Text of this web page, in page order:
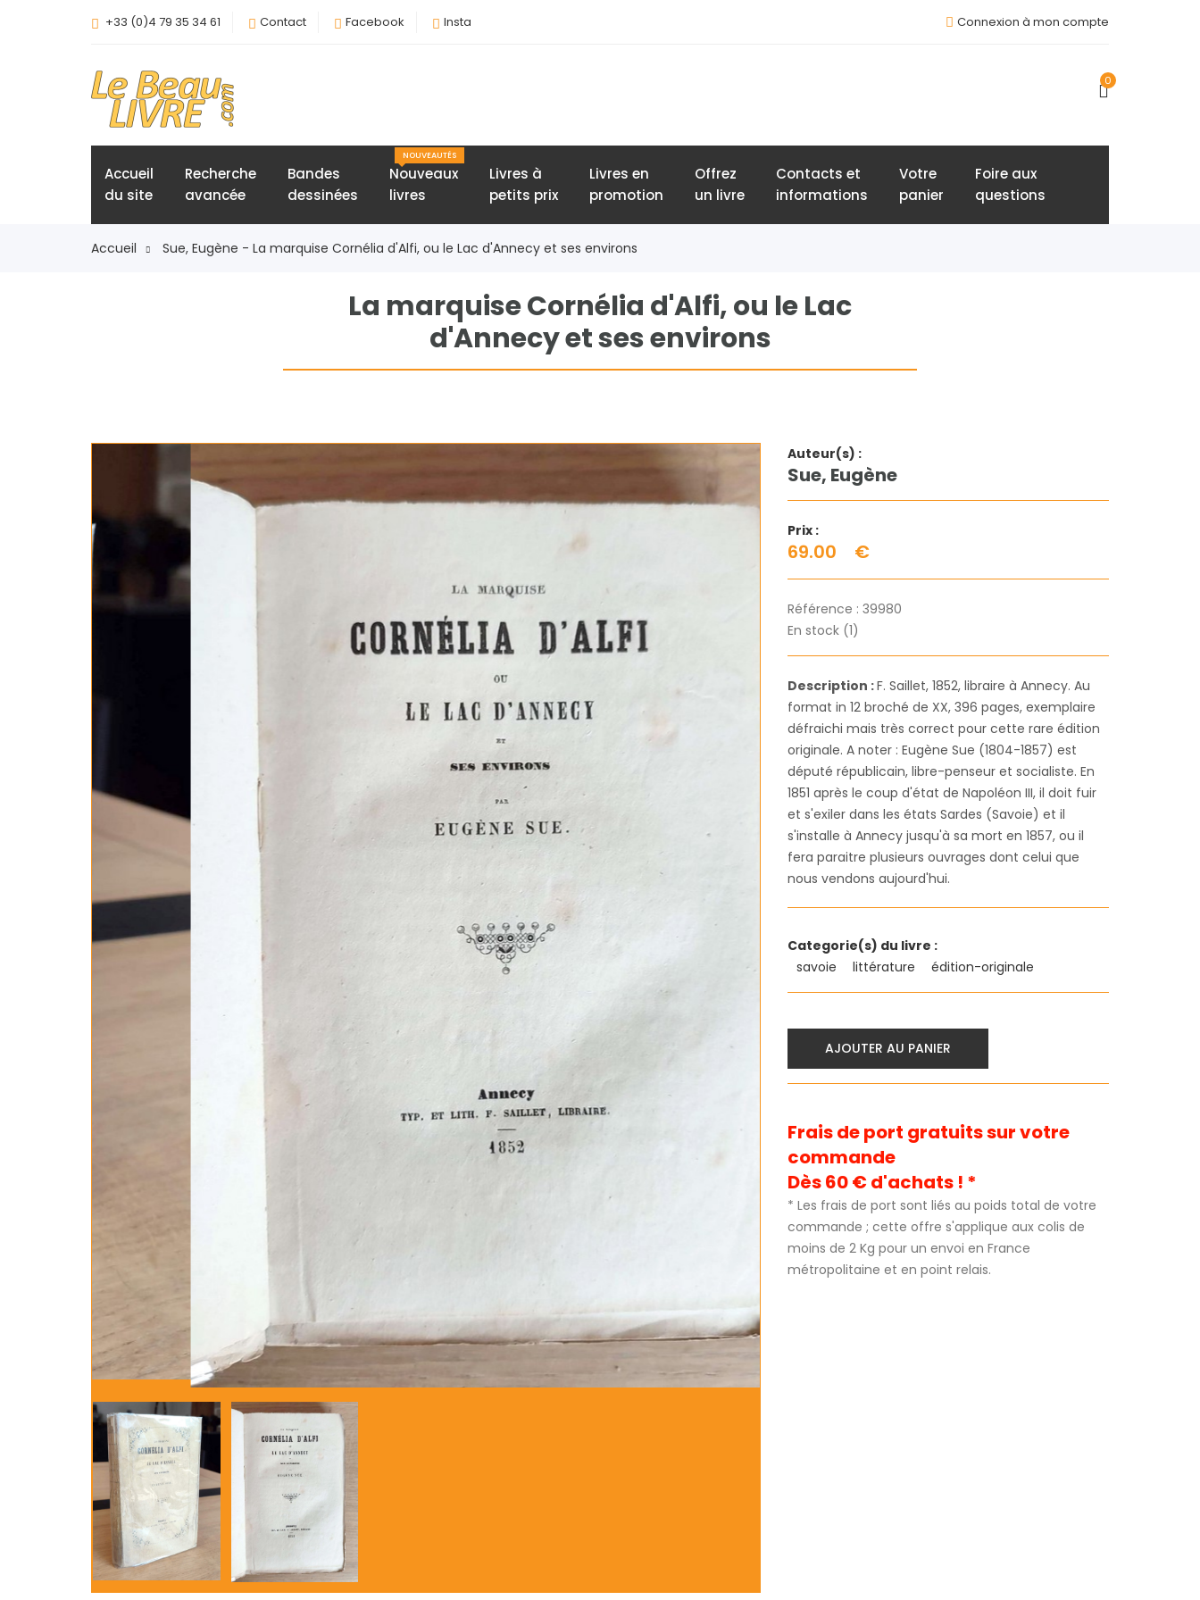
+33 (0)4 79 35 34 61 Contact Facebook Insta Connexion à mon compte
0
Accueil
du site
Recherche
avancée
Bandes
dessinées
Nouveaux
livres
NOUVEAUTÉS
Livres à
petits prix
Livres en
promotion
Offrez
un livre
Contacts et
informations
Votre
panier
Foire aux
questions
Accueil Sue, Eugène - La marquise Cornélia d'Alfi, ou le Lac d'Annecy et ses environs
La marquise Cornélia d'Alfi, ou le Lac
d'Annecy et ses environs
Auteur(s) :
Sue, Eugène
Prix :
69.00 €
Référence : 39980
En stock (1)
Description :F. Saillet, 1852, libraire à Annecy. Au
format in 12 broché de XX, 396 pages, exemplaire
défraichi mais très correct pour cette rare édition
originale. A noter : Eugène Sue (1804-1857) est
député républicain, libre-penseur et socialiste. En
1851 après le coup d'état de Napoléon III, il doit fuir
et s'exiler dans les états Sardes (Savoie) et il
s'installe à Annecy jusqu'à sa mort en 1857, ou il
fera paraitre plusieurs ouvrages dont celui que
nous vendons aujourd'hui.
Categorie(s) du livre :
savoie
littérature édition-originale
AJOUTER AU PANIER
Frais de port gratuits sur votre
commande
Dès 60 € d'achats ! *
* Les frais de port sont liés au poids total de votre
commande ; cette offre s'applique aux colis de
moins de 2 Kg pour un envoi en France
métropolitaine et en point relais.